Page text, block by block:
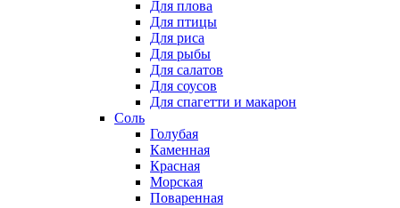
Для плова
Для птицы
Для риса
Для рыбы
Для салатов
Для соусов
Для спагетти и макарон
Соль
Голубая
Каменная
Красная
Морская
Поваренная